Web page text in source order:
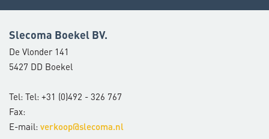
Slecoma Boekel BV.
De Vlonder 141
5427 DD Boekel
Tel: Tel: +31 (0)492 - 326 767
Fax:
E-mail: verkoop@slecoma.nl